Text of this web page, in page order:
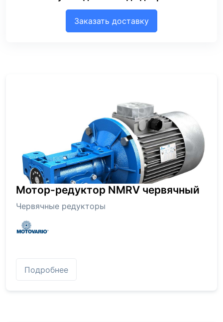
Заказать доставку
Мотор-редуктор NMRV червячный
Червячные редукторы
Подробнее